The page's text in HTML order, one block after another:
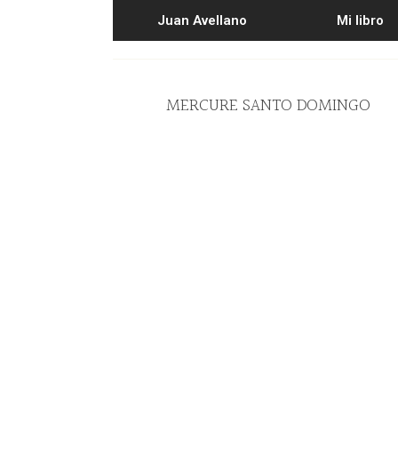
Juan Avellano Mi libro
MERCURE SANTO DOMINGO